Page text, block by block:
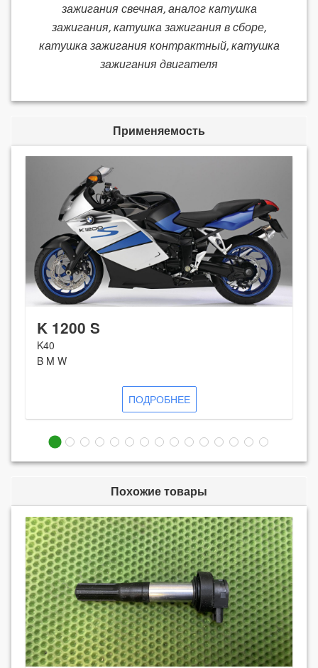
зажигания свечная, аналог катушка
зажигания, катушка зажигания в сборе,
катушка зажигания контрактный, катушка
зажигания двигателя
Применяемость
K 1200 S
K40
B M W
ПОДРОБНЕЕ
Похожие товары